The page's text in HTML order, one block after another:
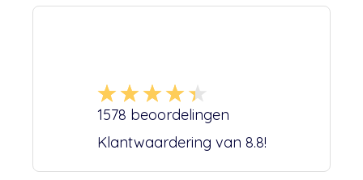
1578 beoordelingen
Klantwaardering van 8.8!